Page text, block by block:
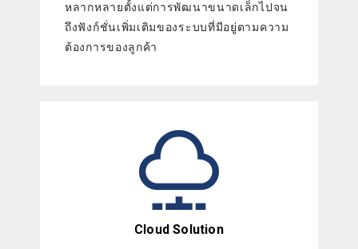
หลากหลายตั้งแต่การพัฒนาขนาดเล็กไปจน
ถึงฟังก์ชั่นเพิ่มเติมของระบบที่มีอยู่ตามความ
ต้องการของลูกค้า
Cloud Solution